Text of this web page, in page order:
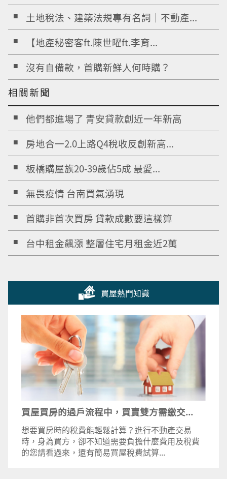
土地稅法、建築法規專有名詞｜不動產...
【地產秘密客ft.陳世曜ft.李育...
沒有自備款，首購新鮮人何時購？
相關新聞
他們都進場了 青安貸款創近一年新高
房地合一2.0上路Q4稅收反創新高...
板橋購屋族20-39歲佔5成 最愛...
無畏疫情 台南買氣湧現
首購非首次買房 貸款成數要這樣算
台中租金飆漲 整層住宅月租金近2萬
買屋熱門知識
買屋買房的過戶流程中，買賣雙方需繳交...
想要買房時的稅費能輕鬆計算？進行不動產交易
時，身為買方，卻不知道需要負擔什麼費用及稅費
的您請看過來，還有簡易買屋稅費試算...